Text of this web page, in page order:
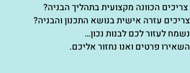
צריכים הכוונה מקצועית בתהליך הבניה?
צריכים עזרה אישית בנושא התכנון והבניה?
נשמח לעזור לכם לבנות נכון…
השאירו פרטים ואנו נחזור אליכם.